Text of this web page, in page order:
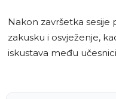
Nakon završetka sesije
zakusku i osvježenje,
iskustava među